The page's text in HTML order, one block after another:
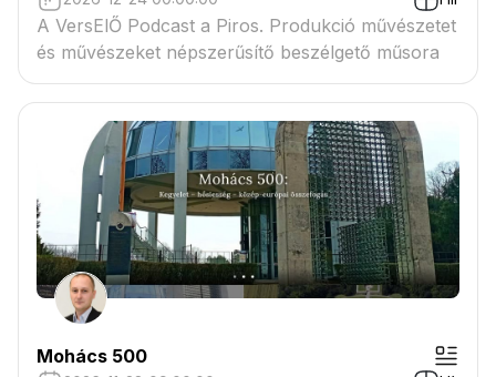
A VersElŐ Podcast a Piros. Produkció művészetet
és művészeket népszerűsítő beszélgető műsora
Mohács 500